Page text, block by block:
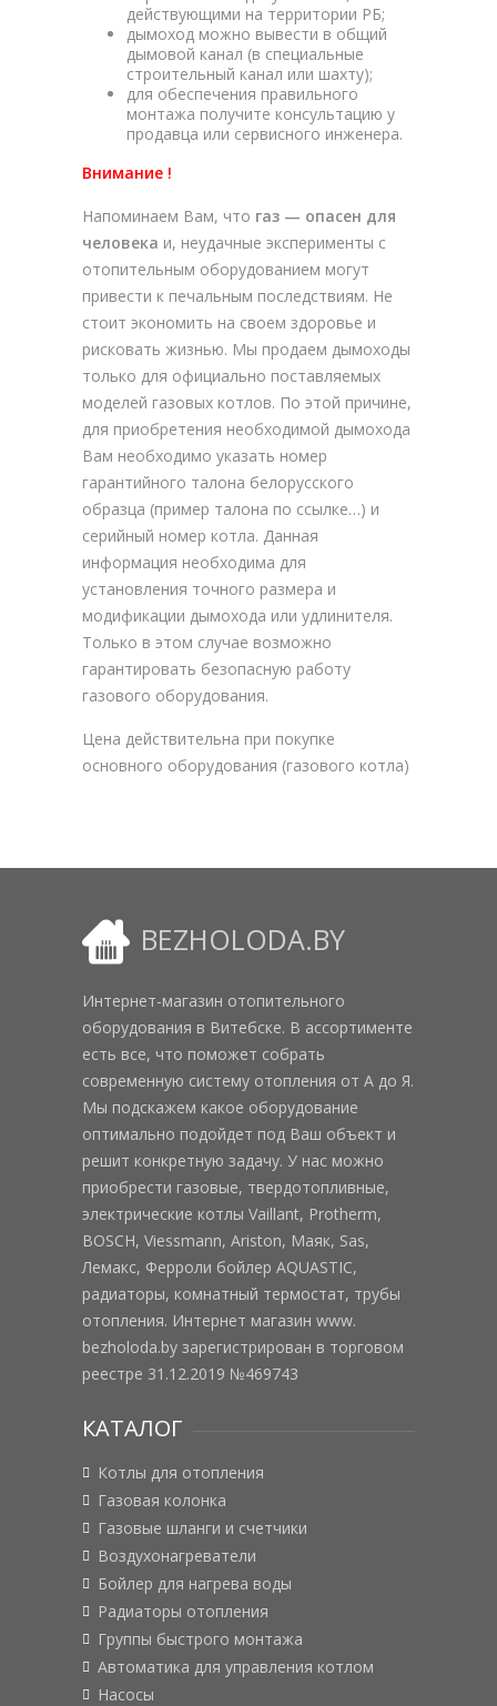
действующими на территории РБ;
дымоход можно вывести в общий
дымовой канал (в специальные
строительный канал или шахту);
для обеспечения правильного
монтажа получите консультацию у
продавца или сервисного инженера.
Внимание !
Напоминаем Вам, что газ — опасен для
человека и, неудачные эксперименты с
отопительным оборудованием могут
привести к печальным последствиям. Не
стоит экономить на своем здоровье и
рисковать жизнью. Мы продаем дымоходы
только для официально поставляемых
моделей газовых котлов. По этой причине,
для приобретения необходимой дымохода
Вам необходимо указать номер
гарантийного талона белорусского
образца (пример талона по ссылке…) и
серийный номер котла. Данная
информация необходима для
установления точного размера и
модификации дымохода или удлинителя.
Только в этом случае возможно
гарантировать безопасную работу
газового оборудования.
Цена действительна при покупке
основного оборудования (газового котла)
BEZHOLODA.BY
Интернет-магазин отопительного
оборудования в Витебске. В ассортименте
есть все, что поможет собрать
современную систему отопления от А до Я.
Мы подскажем какое оборудование
оптимально подойдет под Ваш объект и
решит конкретную задачу. У нас можно
приобрести газовые, твердотопливные,
электрические котлы Vaillant, Protherm,
BOSCH, Viessmann, Ariston, Маяк, Sas,
Лемакс, Ферроли бойлер AQUASTIC,
радиаторы, комнатный термостат, трубы
отопления. Интернет магазин www.
bezholoda.by зарегистрирован в торговом
реестре 31.12.2019 №469743
КАТАЛОГ
Котлы для отопления
Газовая колонка
Газовые шланги и счетчики
Воздухонагреватели
Бойлер для нагрева воды
Радиаторы отопления
Группы быстрого монтажа
Автоматика для управления котлом
Насосы